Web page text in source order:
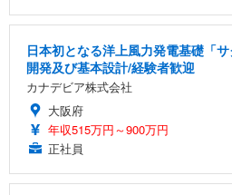
日本初となる洋上風力発電基礎「
開発及び基本設計/経験者歓迎
カナデビア株式会社
大阪府
年収515万円～900万円
正社員